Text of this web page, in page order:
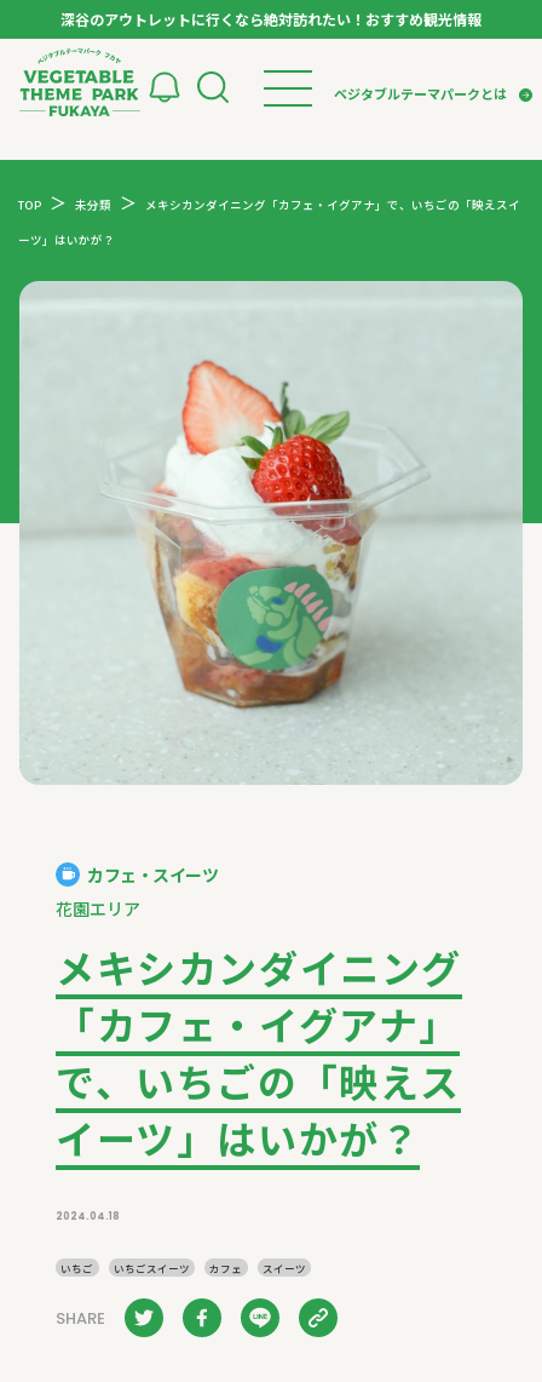
深谷のアウトレットに行くなら絶対訪れたい！おすすめ観光情報
ベジタブルテーマパークとは
検索
スポット
ベジタブルテーマパークとは
VTPキャストミーティング
アンバサダー
TOP 未分類 メキシカンダイニング「カフェ・イグアナ」で、いちごの「映えスイ
ーツ」はいかが？
カフェ・スイーツ
花園エリア
メキシカンダイニング
「カフェ・イグアナ」
で、いちごの「映えス
イーツ」はいかが？
2024.04.18
いちご いちごスイーツ カフェ スイーツ
SHARE